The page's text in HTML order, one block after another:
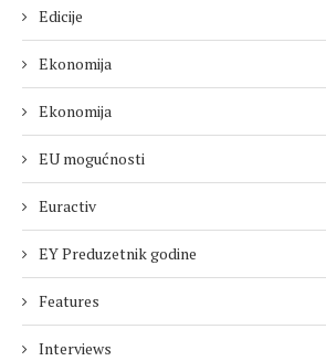
Edicije
Ekonomija
Ekonomija
EU mogućnosti
Euractiv
EY Preduzetnik godine
Features
Interviews